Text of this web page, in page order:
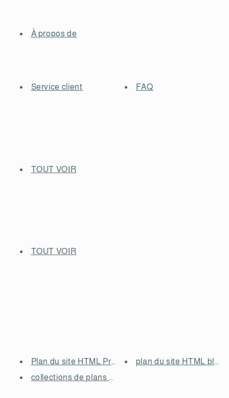
À propos de
Service client FAQ
TOUT VOIR
TOUT VOIR
Plan du site HTML Produits
collections de plans de site HTML
plan du site HTML blogs